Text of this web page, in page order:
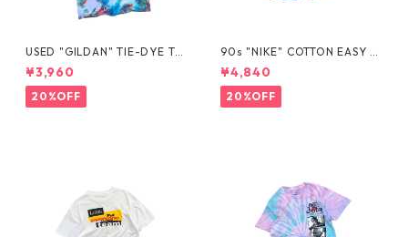
USED "GILDAN" TIE-DYE TE
E
¥3,960
20%OFF
90s "NIKE" COTTON EASY S
HORTS
¥4,840
20%OFF